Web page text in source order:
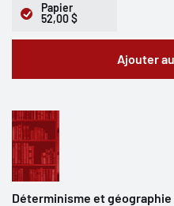
Papier
52,00 $
Ajouter
Déterminisme et